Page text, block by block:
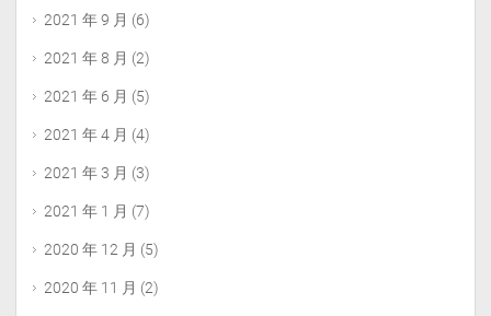
2021 年 9 月 (6)
2021 年 8 月 (2)
2021 年 6 月 (5)
2021 年 4 月 (4)
2021 年 3 月 (3)
2021 年 1 月 (7)
2020 年 12 月 (5)
2020 年 11 月 (2)